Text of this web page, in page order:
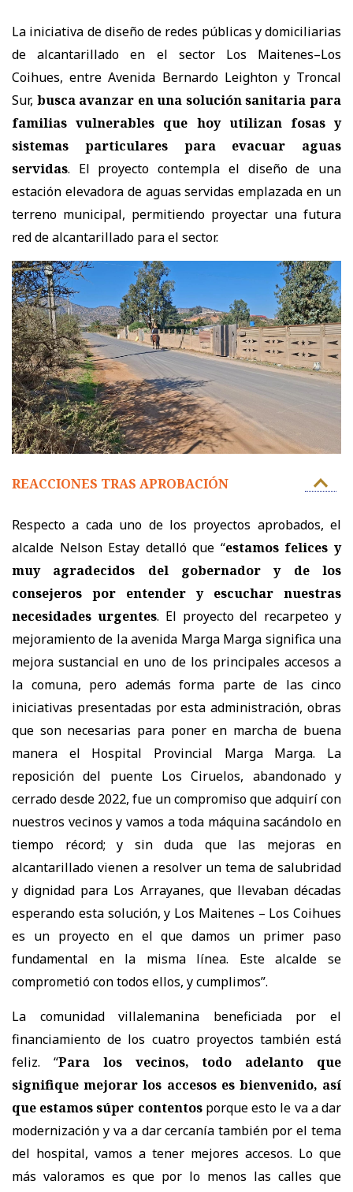
La iniciativa de diseño de redes públicas y domiciliarias
de alcantarillado en el sector Los Maitenes–Los
Coihues, entre Avenida Bernardo Leighton y Troncal
Sur, busca avanzar en una solución sanitaria para
familias vulnerables que hoy utilizan fosas y
sistemas particulares para evacuar aguas
servidas. El proyecto contempla el diseño de una
estación elevadora de aguas servidas emplazada en un
terreno municipal, permitiendo proyectar una futura
red de alcantarillado para el sector.
REACCIONES TRAS APROBACIÓN
Respecto a cada uno de los proyectos aprobados, el
alcalde Nelson Estay detalló que “estamos felices y
muy agradecidos del gobernador y de los
consejeros por entender y escuchar nuestras
necesidades urgentes. El proyecto del recarpeteo y
mejoramiento de la avenida Marga Marga significa una
mejora sustancial en uno de los principales accesos a
la comuna, pero además forma parte de las cinco
iniciativas presentadas por esta administración, obras
que son necesarias para poner en marcha de buena
manera el Hospital Provincial Marga Marga. La
reposición del puente Los Ciruelos, abandonado y
cerrado desde 2022, fue un compromiso que adquirí con
nuestros vecinos y vamos a toda máquina sacándolo en
tiempo récord; y sin duda que las mejoras en
alcantarillado vienen a resolver un tema de salubridad
y dignidad para Los Arrayanes, que llevaban décadas
esperando esta solución, y Los Maitenes – Los Coihues
es un proyecto en el que damos un primer paso
fundamental en la misma línea. Este alcalde se
comprometió con todos ellos, y cumplimos”.
La comunidad villalemanina beneficiada por el
financiamiento de los cuatro proyectos también está
feliz. “Para los vecinos, todo adelanto que
signifique mejorar los accesos es bienvenido, así
que estamos súper contentosporque esto le va a dar
modernización y va a dar cercanía también por el tema
del hospital, vamos a tener mejores accesos. Lo que
más valoramos es que por lo menos las calles que